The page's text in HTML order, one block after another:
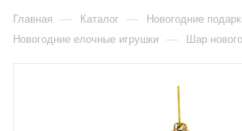
Главная — Каталог — Новогодние
Новогодние елочные игрушки — Шар